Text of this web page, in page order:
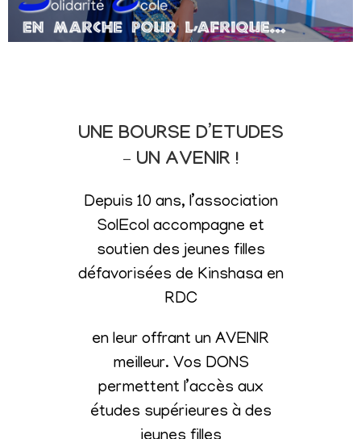
UNE BOURSE D’ETUDES
– UN AVENIR !
Depuis 10 ans, l’association
SolEcol accompagne et
soutien des jeunes filles
défavorisées de Kinshasa en
RDC
en leur offrant un AVENIR
meilleur. Vos DONS
permettent l’accès aux
études supérieures à des